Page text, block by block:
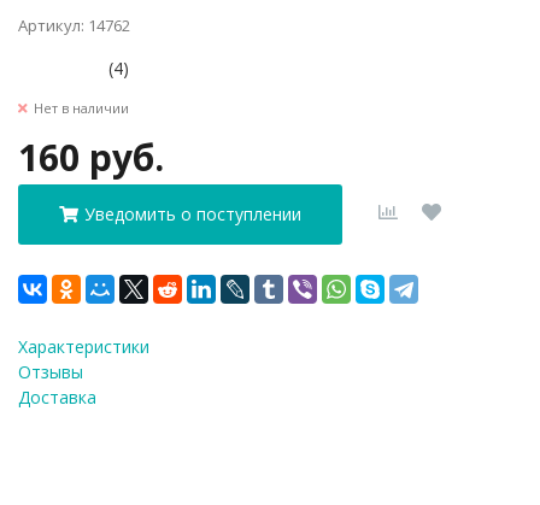
Артикул: 14762
(4)
Нет в наличии
160 руб.
Уведомить о поступлении
Характеристики
Отзывы
Доставка